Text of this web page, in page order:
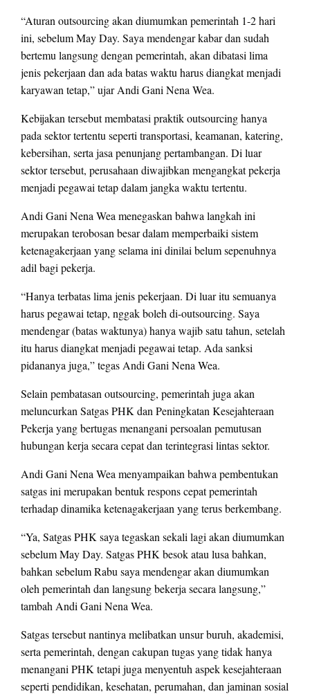
“Aturan outsourcing akan diumumkan pemerintah 1-2 hari
ini, sebelum May Day. Saya mendengar kabar dan sudah
bertemu langsung dengan pemerintah, akan dibatasi lima
jenis pekerjaan dan ada batas waktu harus diangkat menjadi
karyawan tetap,” ujar Andi Gani Nena Wea.
Kebijakan tersebut membatasi praktik outsourcing hanya
pada sektor tertentu seperti transportasi, keamanan, katering,
kebersihan, serta jasa penunjang pertambangan. Di luar
sektor tersebut, perusahaan diwajibkan mengangkat pekerja
menjadi pegawai tetap dalam jangka waktu tertentu.
Andi Gani Nena Wea menegaskan bahwa langkah ini
merupakan terobosan besar dalam memperbaiki sistem
ketenagakerjaan yang selama ini dinilai belum sepenuhnya
adil bagi pekerja.
“Hanya terbatas lima jenis pekerjaan. Di luar itu semuanya
harus pegawai tetap, nggak boleh di-outsourcing. Saya
mendengar (batas waktunya) hanya wajib satu tahun, setelah
itu harus diangkat menjadi pegawai tetap. Ada sanksi
pidananya juga,” tegas Andi Gani Nena Wea.
Selain pembatasan outsourcing, pemerintah juga akan
meluncurkan Satgas PHK dan Peningkatan Kesejahteraan
Pekerja yang bertugas menangani persoalan pemutusan
hubungan kerja secara cepat dan terintegrasi lintas sektor.
Andi Gani Nena Wea menyampaikan bahwa pembentukan
satgas ini merupakan bentuk respons cepat pemerintah
terhadap dinamika ketenagakerjaan yang terus berkembang.
“Ya, Satgas PHK saya tegaskan sekali lagi akan diumumkan
sebelum May Day. Satgas PHK besok atau lusa bahkan,
bahkan sebelum Rabu saya mendengar akan diumumkan
oleh pemerintah dan langsung bekerja secara langsung,”
tambah Andi Gani Nena Wea.
Satgas tersebut nantinya melibatkan unsur buruh, akademisi,
serta pemerintah, dengan cakupan tugas yang tidak hanya
menangani PHK tetapi juga menyentuh aspek kesejahteraan
seperti pendidikan, kesehatan, perumahan, dan jaminan sosial